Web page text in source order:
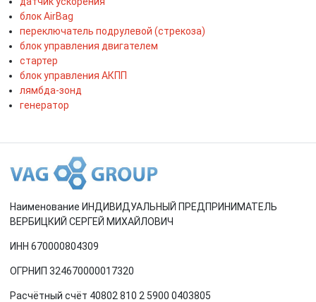
блок AirBag
переключатель подрулевой (стрекоза)
блок управления двигателем
стартер
блок управления АКПП
лямбда-зонд
генератор
Наименование ИНДИВИДУАЛЬНЫЙ ПРЕДПРИНИМАТЕЛЬ
ВЕРБИЦКИЙ СЕРГЕЙ МИХАЙЛОВИЧ
ИНН 670000804309
ОГРНИП 324670000017320
Расчётный счёт 40802 810 2 5900 0403805